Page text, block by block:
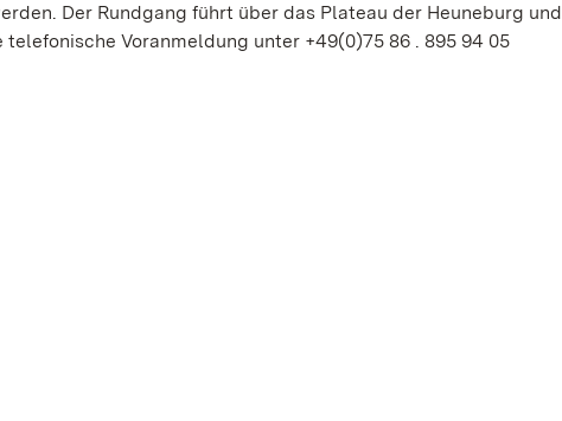
Der Rundgang führt über das Plateau der Heuneburg und
Voranmeldung unter +49(0)75 86 . 895 94 05